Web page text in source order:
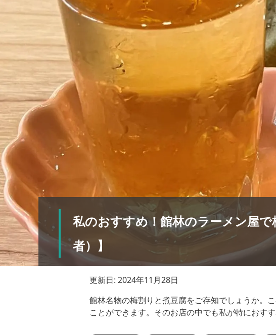
私のおすすめ！館林のラーメン屋
者）】
更新日: 2024年11月28日
館林名物の梅割りと煮豆腐をご存知でしょうか。
ことができます。そのお店の中でも私が特におす